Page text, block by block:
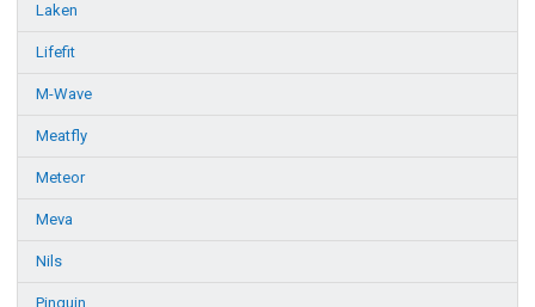
Laken
Lifefit
M-Wave
Meatfly
Meteor
Meva
Nils
Pinguin